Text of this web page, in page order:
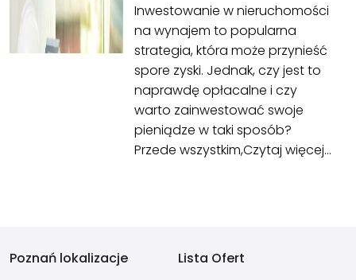
Inwestowanie w nieruchomości
na wynajem to popularna
strategia, która może przynieść
spore zyski. Jednak, czy jest to
naprawdę opłacalne i czy
warto zainwestować swoje
pieniądze w taki sposób?
Przede wszystkim,Czytaj więcej…
Poznań lokalizacje
Lista Ofert